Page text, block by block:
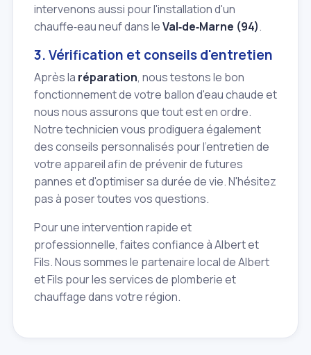
intervenons aussi pour l'installation d'un
chauffe‑eau neuf dans leVal‑de‑Marne (94).
3. Vérification et conseils d'entretien
Après la réparation, nous testons le bon
fonctionnement de votre ballon d'eau chaude et
nous nous assurons que tout est en ordre.
Notre technicien vous prodiguera également
des conseils personnalisés pour l'entretien de
votre appareil afin de prévenir de futures
pannes et d'optimiser sa durée de vie. N'hésitez
pas à poser toutes vos questions.
Pour une intervention rapide et
professionnelle, faites confiance à Albert et
Fils. Nous sommes le partenaire local de Albert
et Fils pour les services de plomberie et
chauffage dans votre région.